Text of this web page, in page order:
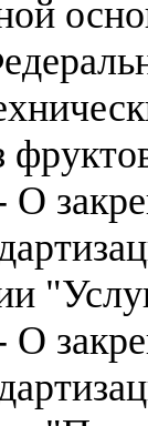
О
О